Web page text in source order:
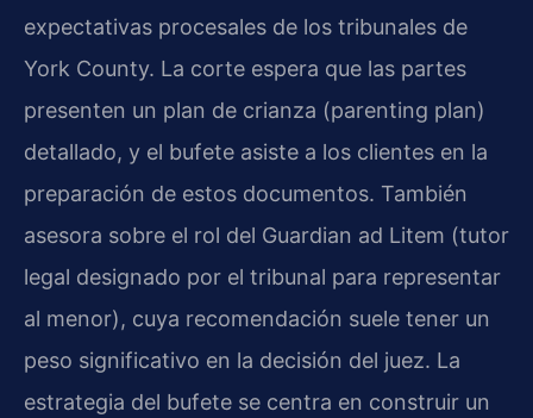
expectativas procesales de los tribunales de
York County. La corte espera que las partes
presenten un plan de crianza (parenting plan)
detallado, y el bufete asiste a los clientes en la
preparación de estos documentos. También
asesora sobre el rol del Guardian ad Litem (tutor
legal designado por el tribunal para representar
al menor), cuya recomendación suele tener un
peso significativo en la decisión del juez. La
estrategia del bufete se centra en construir un